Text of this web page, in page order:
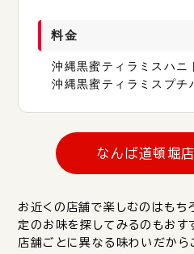
料金
沖縄黒蜜ティラミスハ
沖縄黒蜜ティラミスプ
なんば道頓堀
お近くの店舗で楽しむのはもち
定のお味を探してみるのもおす
店舗ごとに異なる味わいだから